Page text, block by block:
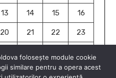
13 14 15 16
20 21 22 23
folosește module cookie
similare pentru a opera acest